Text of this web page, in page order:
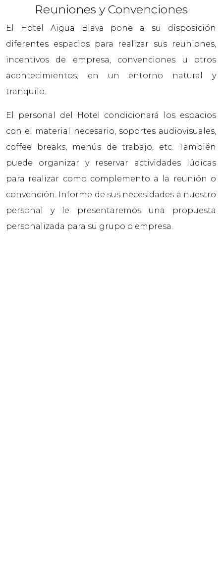
Reuniones y Convenciones
El Hotel Aigua Blava pone a su disposición
diferentes espacios para realizar sus reuniones,
incentivos de empresa, convenciones u otros
acontecimientos; en un entorno natural y
tranquilo.
El personal del Hotel condicionará los espacios
con el material necesario, soportes audiovisuales,
coffee breaks, menús de trabajo, etc. También
puede organizar y reservar actividades lúdicas
para realizar como complemento a la reunión o
convención. Informe de sus necesidades a nuestro
personal y le presentaremos una propuesta
personalizada para su grupo o empresa.